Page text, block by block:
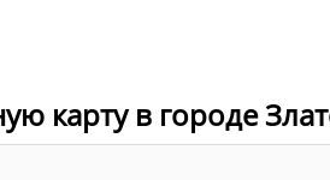
карту в городе